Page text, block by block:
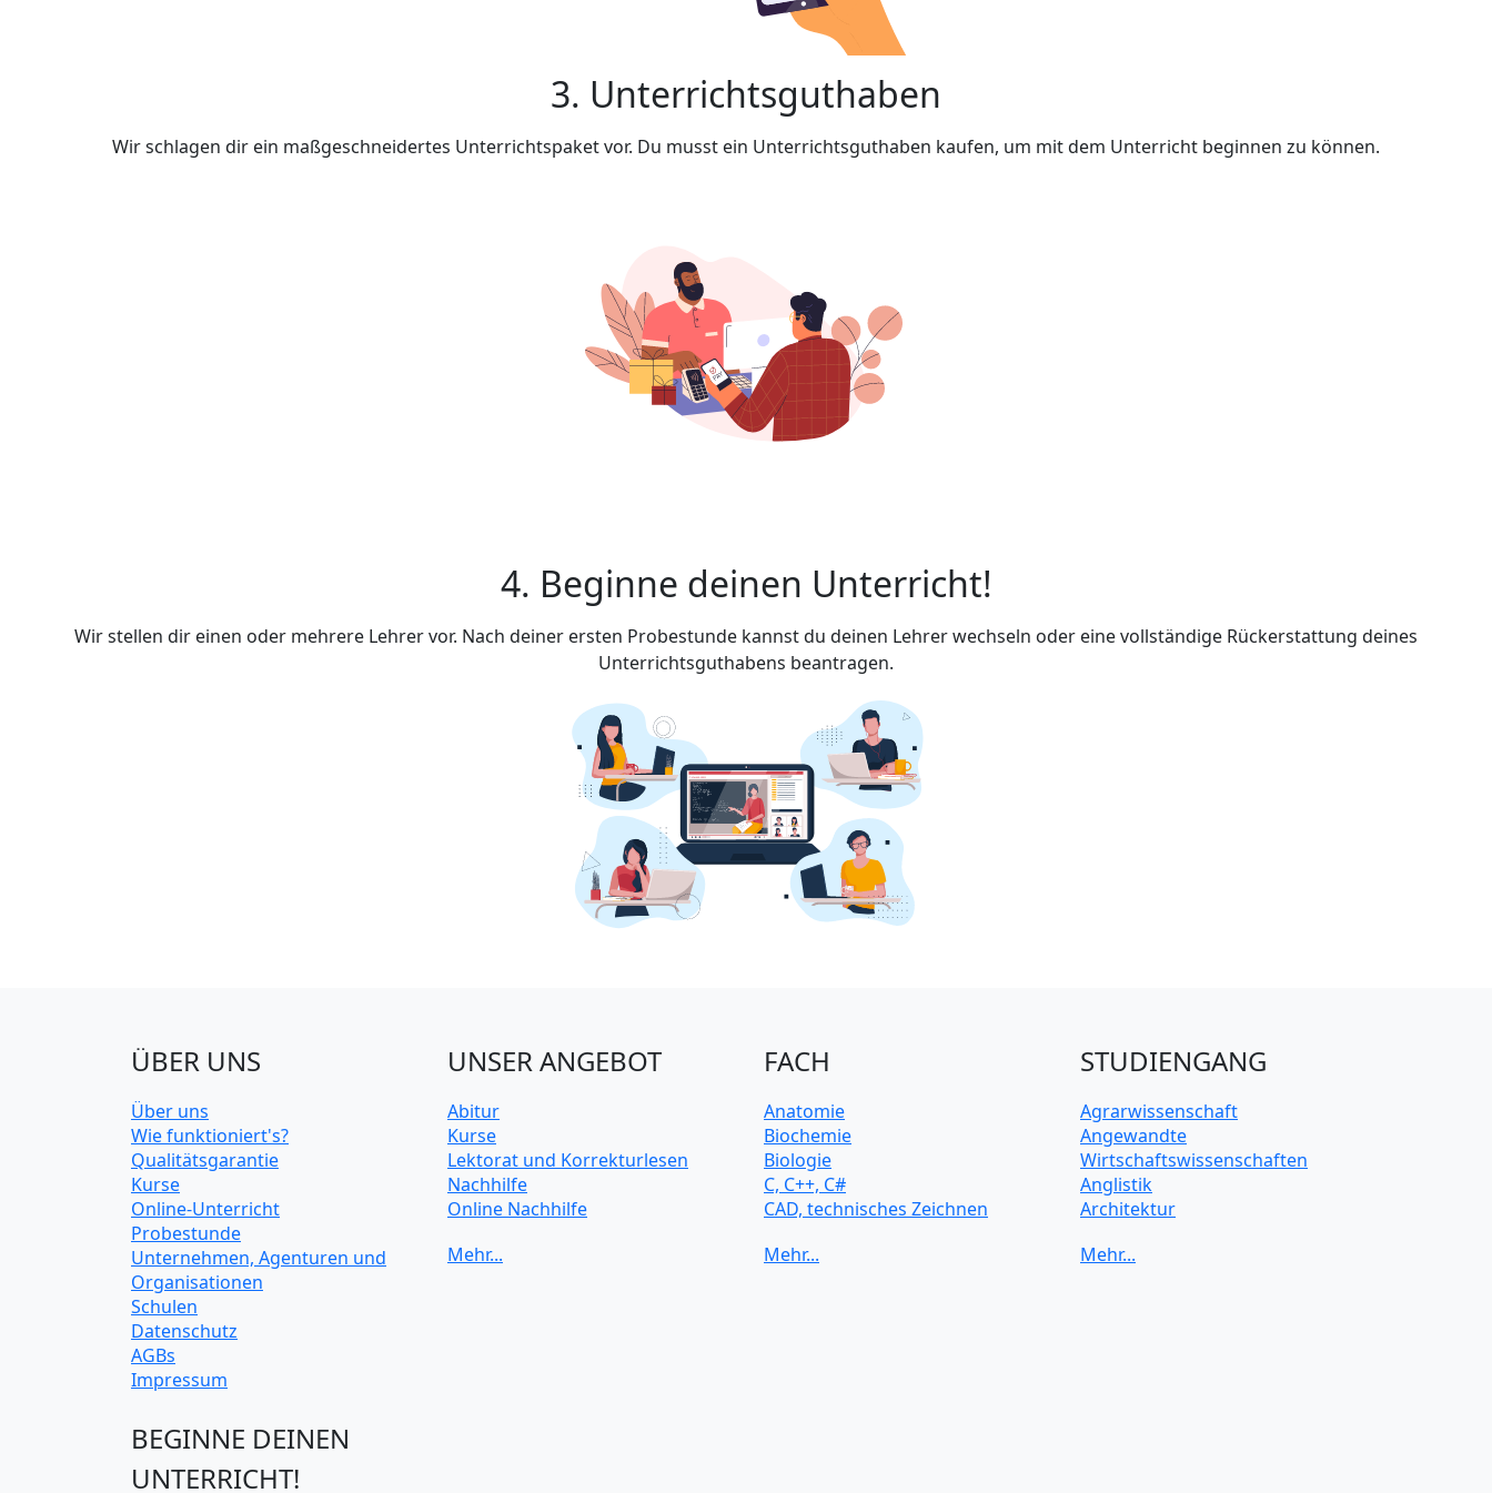
3. Unterrichtsguthaben
Wir schlagen dir ein maßgeschneidertes Unterrichtspaket vor. Du musst ein Unterrichtsguthaben kaufen, um mit dem Unterricht beginnen zu können.
4. Beginne deinen Unterricht!
Wir stellen dir einen oder mehrere Lehrer vor. Nach deiner ersten Probestunde kannst du deinen Lehrer wechseln oder eine vollständige Rückerstattung deines
Unterrichtsguthabens beantragen.
ÜBER UNS
Über uns
Wie funktioniert's?
Qualitätsgarantie
Kurse
Online-Unterricht
Probestunde
Unternehmen, Agenturen und
Organisationen
Schulen
Datenschutz
AGBs
Impressum
BEGINNE DEINEN
UNTERRICHT!
UNSER ANGEBOT
Abitur
Kurse
Lektorat und Korrekturlesen
Nachhilfe
Online Nachhilfe
FACH
Anatomie
Biochemie
Biologie
C, C++, C#
CAD, technisches Zeichnen
Computerarchitektur
STUDIENGANG
Agrarwissenschaft
Angewandte
Wirtschaftswissenschaften
Anglistik
Architektur
Betriebswirtschaft BWL